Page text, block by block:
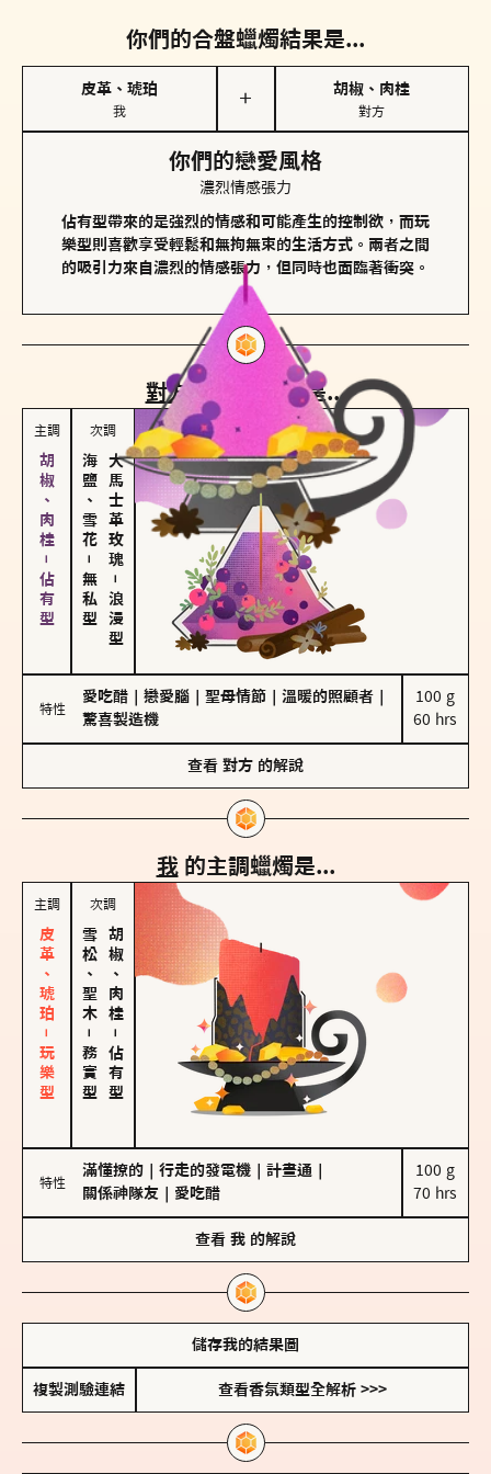
你們的合盤蠟燭結果是...
皮革、琥珀
我
＋
胡椒、肉桂
對方
你們的戀愛風格
濃烈情感張力
佔有型帶來的是強烈的情感和可能產生的控制欲，而玩
樂型則喜歡享受輕鬆和無拘無束的生活方式。兩者之間
的吸引力來自濃烈的情感張力，但同時也面臨著衝突。
對方 的主調蠟燭是...
主調
胡椒、肉桂－佔有型
次調
海鹽、雪花
－
無私型
大馬士革玫瑰
－
浪漫型
特性
愛吃醋 戀愛腦 聖母情節 溫暖的照顧者
驚喜製造機
100 g
60 hrs
查看 對方 的解說
我 的主調蠟燭是...
主調
皮革、琥珀－玩樂型
次調
雪松、聖木
－
務實型
胡椒、肉桂
－
佔有型
特性
滿懂撩的 行走的發電機 計畫通
關係神隊友
愛吃醋
100 g
70 hrs
查看 我 的解說
儲存我的結果圖
複製測驗連結 查看香氛類型全解析 >>>